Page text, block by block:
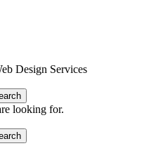
Design Services
looking for.